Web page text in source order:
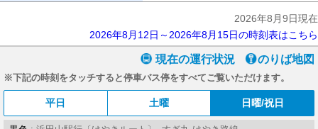
2026年8月9日現在
2026年8月12日～2026年8月15日の時刻表はこちら
現在の運行状況 のりば地図
※下記の時刻をタッチすると停車バス停をすべてご覧いただけます。
平日 土曜 日曜/祝日